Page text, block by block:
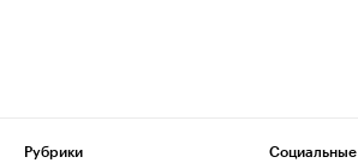
Рубрики
Социальные